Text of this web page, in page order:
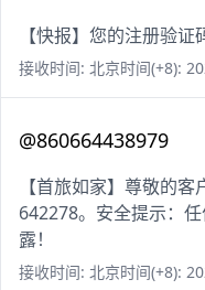
【快报】您的注册验证
接收时间: 北京时间(+8):
@860664438979
【首旅如家】尊敬的客
642278。安全提示：
露！
接收时间: 北京时间(+8):